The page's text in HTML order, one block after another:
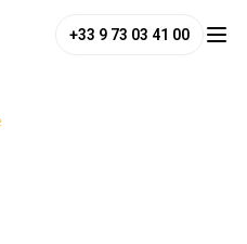
+33 9 73 03 41 00